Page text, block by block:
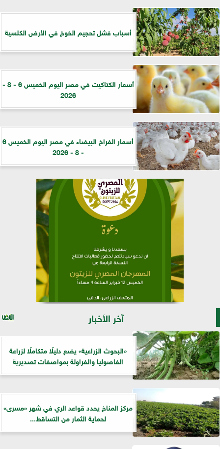
أسباب فشل تحجيم الخوخ في الأرض الكلسية
أسعار الكتاكيت في مصر اليوم الخميس 6 - 8 -
2026
أسعار الفراخ البيضاء في مصر اليوم الخميس 6
- 8 - 2026
آخر الأخبار
​«البحوث الزراعية» يضع دليلًا متكاملًا لزراعة
الفاصوليا والفراولة بمواصفات تصديرية
مركز المناخ يحدد قواعد الري في شهر «مسرى»
لحماية الثمار من التساقط...